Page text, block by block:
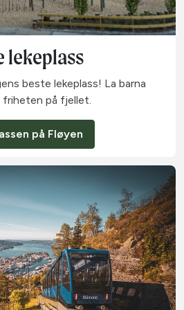
lekeplass
beste lekeplass! La barna
på fjellet.
på Fløyen